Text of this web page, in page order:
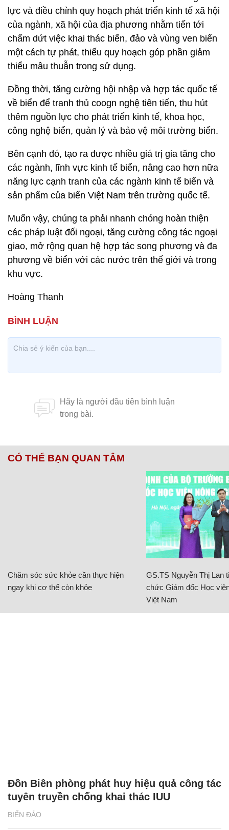
lực và điều chỉnh quy hoạch phát triển kinh tế xã hội
của ngành, xã hội của địa phương nhằm tiến tới
chấm dứt việc khai thác biển, đảo và vùng ven biển
một cách tự phát, thiếu quy hoạch góp phần giảm
thiểu mâu thuẫn trong sử dụng.
Đồng thời, tăng cường hội nhập và hợp tác quốc tế
về biển để tranh thủ coogn nghệ tiên tiến, thu hút
thêm nguồn lực cho phát triển kinh tế, khoa học,
công nghệ biển, quản lý và bảo vệ môi trường biển.
Bên cạnh đó, tạo ra được nhiều giá trị gia tăng cho
các ngành, lĩnh vực kinh tế biển, nâng cao hơn nữa
năng lực cạnh tranh của các ngành kinh tế biển và
sản phẩm của biển Việt Nam trên trường quốc tế.
Muốn vậy, chúng ta phải nhanh chóng hoàn thiện
các pháp luật đối ngoại, tăng cường công tác ngoại
giao, mở rộng quan hệ hợp tác song phương và đa
phương về biển với các nước trên thế giới và trong
khu vực.
Hoàng Thanh
CÓ THỂ BẠN QUAN TÂM
Chăm sóc sức khỏe cần thực hiện
ngay khi cơ thể còn khỏe
GS.TS Nguyễn Thị Lan
chức Giám đốc Học
Việt Nam
BIỂN ĐẢO
Đồn Biên phòng phát huy hiệu quả công tác
tuyên truyền chống khai thác IUU